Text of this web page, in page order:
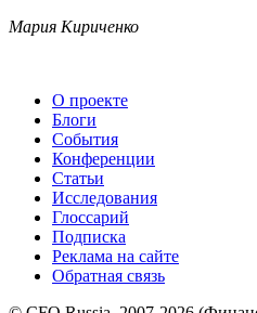
Мария Кириченко
О проекте
Блоги
События
Конференции
Статьи
Исследования
Глоссарий
Подписка
Реклама на сайте
Обратная связь